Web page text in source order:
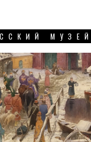
МУЗЕЙ